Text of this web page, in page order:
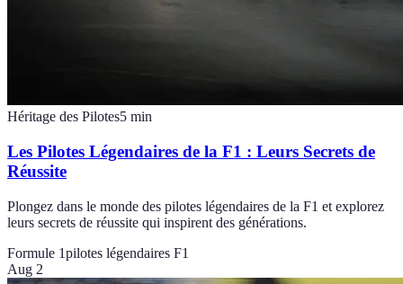
Héritage des Pilotes5 min
Les Pilotes Légendaires de la F1 : Leurs Secrets de
Réussite
Plongez dans le monde des pilotes légendaires de la F1 et explorez
leurs secrets de réussite qui inspirent des générations.
Formule 1pilotes légendaires F1
Aug 2